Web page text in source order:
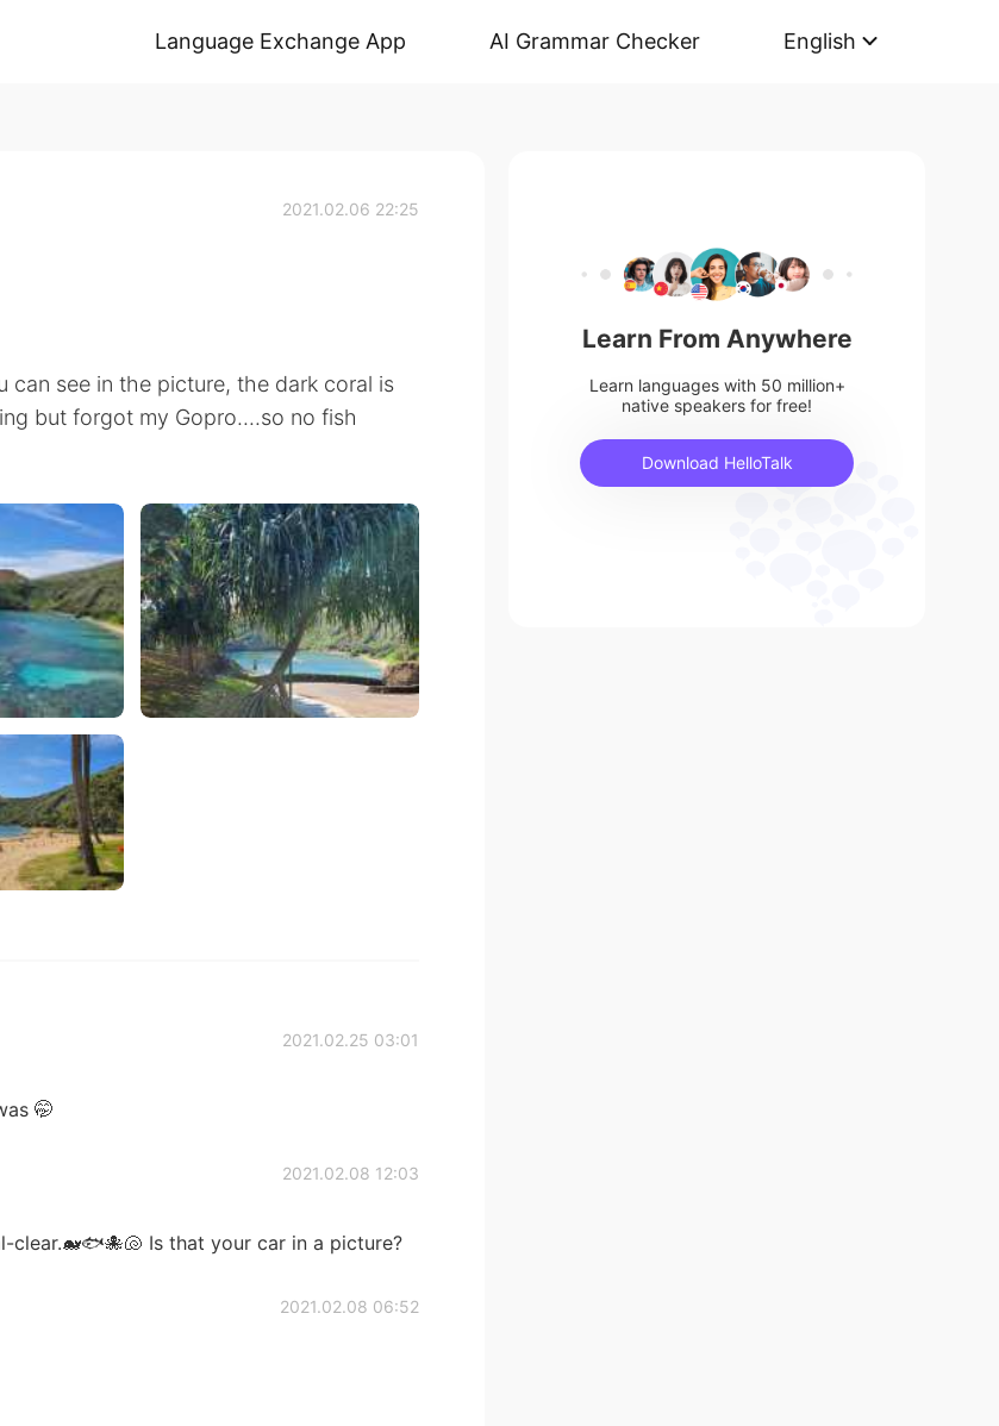
Language Exchange App AI Grammar Checker English
2021.02.06 22:25
can see in the picture, the dark coral is
but forgot my Gopro....so no fish
2021.02.25 03:01
🤭
2021.02.08 12:03
Is that your car in a picture?
2021.02.08 06:52
Learn From Anywhere
Learn languages with 50 million+
native speakers for free!
Download HelloTalk